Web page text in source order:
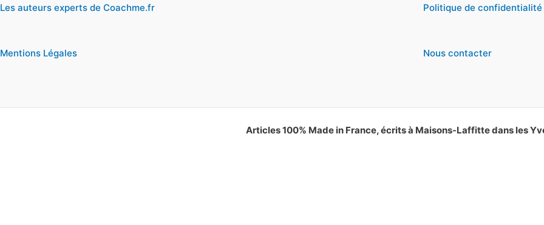
Les auteurs experts de Coachme.fr
Mentions Légales
Politique de confidentialité
Nous contacter
Articles 100% Made in France, écrits à Maisons-Laffitte dans les